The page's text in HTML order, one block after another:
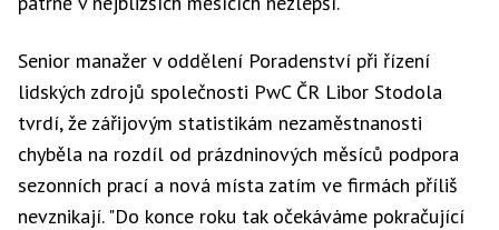
Senior manažer v oddělení Poradenství při řízení
lidských zdrojů společnosti PwC ČR Libor Stodola
tvrdí, že zářijovým statistikám nezaměstnanosti
chyběla na rozdíl od prázdninových měsíců podpora
sezonních prací a nová místa zatím ve firmách příliš
nevznikají. "Do konce roku tak očekáváme pokračující